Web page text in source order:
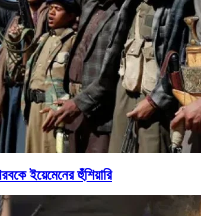
ইয়েমেনের হুঁশিয়ারি